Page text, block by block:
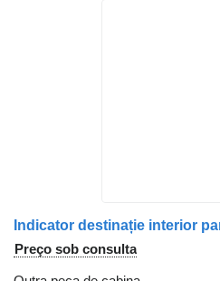
Preço sob consulta